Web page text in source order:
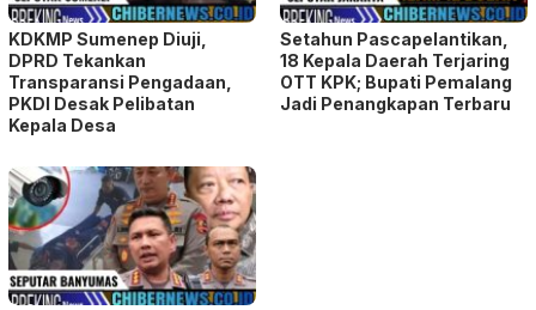
KDKMP Sumenep Diuji,
DPRD Tekankan
Transparansi Pengadaan,
PKDI Desak Pelibatan
Kepala Desa
Setahun Pascapelantikan,
18 Kepala Daerah Terjaring
OTT KPK; Bupati Pemalang
Jadi Penangkapan Terbaru